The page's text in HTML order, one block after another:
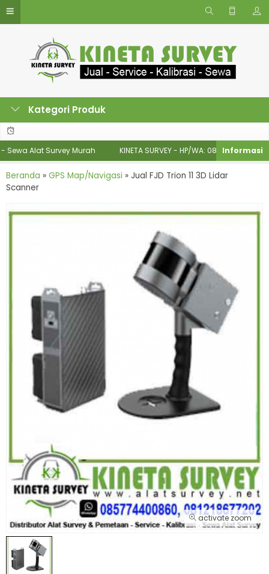
Kategori Produk
Survey Murah KINETA SURVEY - HP/WA: 085774400860,
Beranda » GPS Map/Navigasi » Jual FJD Trion 11 3D Lidar
Scanner
activate zoom